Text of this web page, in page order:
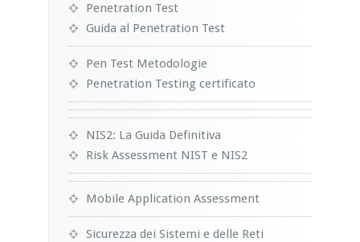
Penetration Test
Guida al Penetration Test
Pen Test Metodologie
Penetration Testing certificato
NIS2: La Guida Definitiva
Risk Assessment NIST e NIS2
Mobile Application Assessment
Sicurezza dei Sistemi e delle Reti